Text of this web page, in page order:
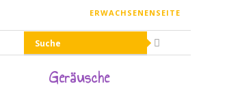
ERWACHSENENSEITE
Geräusche